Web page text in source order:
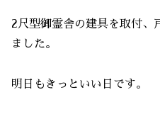
2尺型御霊舎の建具を取付、
ました。
明日もきっといい日です。